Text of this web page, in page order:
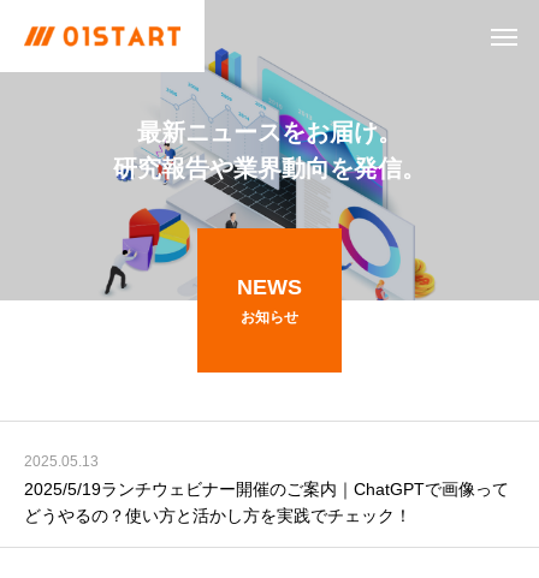
最新ニュースをお届け。
研究報告や業界動向を発信。
NEWS
お知らせ
2025.05.13
2025/5/19ランチウェビナー開催のご案内｜ChatGPTで画像って
どうやるの？使い方と活かし方を実践でチェック！